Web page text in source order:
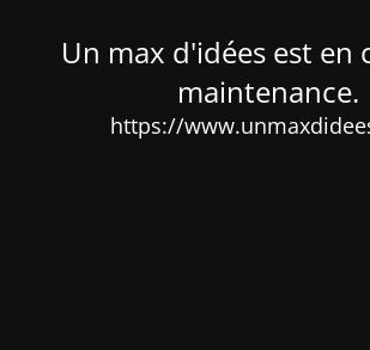
Un max d'idées est en
maintenance.
https://